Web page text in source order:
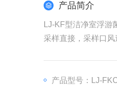
产品简介
LJ-KF型洁净室浮
采样直接，采样口风
产品型号：LJ-